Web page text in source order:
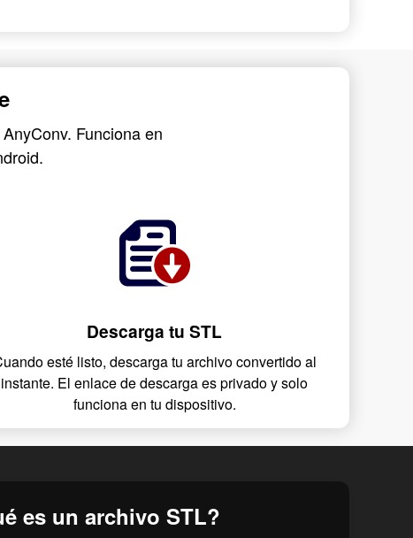
Funciona en
Descarga tu STL
esté listo, descarga tu archivo convertido al
instante. El enlace de descarga es privado y solo
funciona en tu dispositivo.
es un archivo STL?